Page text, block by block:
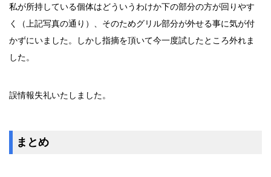
私が所持している個体はどういうわけか下の部分の方が回りやす
く（上記写真の通り）、そのためグリル部分が外せる事に気が付
かずにいました。しかし指摘を頂いて今一度試したところ外れま
した。
誤情報失礼いたしました。
まとめ